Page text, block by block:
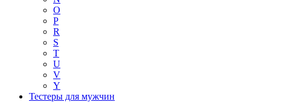
O
P
R
S
T
U
V
Y
Тестеры для мужчин